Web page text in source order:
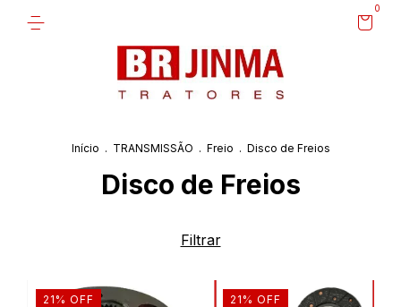
0
Início . TRANSMISSÃO . Freio . Disco de Freios
Disco de Freios
Filtrar
21 % OFF 21 % OFF